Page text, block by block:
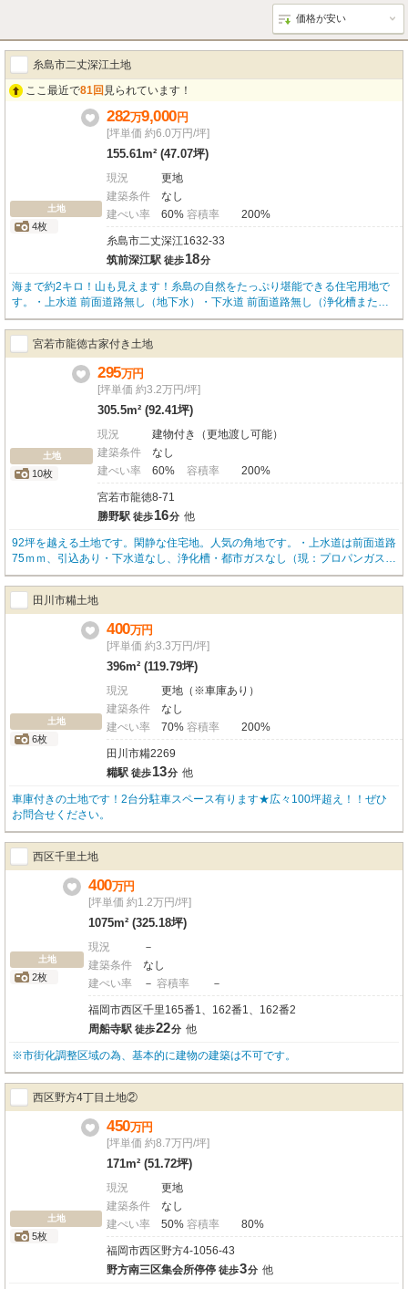
糸島市二丈深江土地
ここ最近で81回 見られています！
土地
4枚
282万9,000円
[坪単価 約6.0万円/坪]
155.61m² (47.07坪)
現況
更地
建築条件
なし
建ぺい率
60% 容積率 200%
糸島市二丈深江1632-33
筑前深江駅 徒歩18分
海まで約2キロ！山も見えます！糸島の自然をたっぷり堪能できる住宅用地で
す。・上水道 前面道路無し（地下水）・下水道 前面道路無し（浄化槽または
汲み取り）・ガス 前面道路無し（プロパンガス）・前面道路は市道認定され
ていない道路です（持ち分42分の1）※その他詳細はお気軽にお問合せくださ
い。 宮若市龍徳古家付き土地
土地
10枚
295万円
[坪単価 約3.2万円/坪]
305.5m² (92.41坪)
現況
建物付き（更地渡し可能）
建築条件
なし
建ぺい率
60% 容積率 200%
宮若市龍徳8-71
勝野駅 徒歩16分 他
92坪を越える土地です。閑静な住宅地。人気の角地です。・上水道は前面道路
75ｍｍ、引込あり・下水道なし、浄化槽・都市ガスなし（現：プロパンガス）
現況は古家あり、引渡し条件はご相談ください！
田川市糒土地
土地
6枚
400万円
[坪単価 約3.3万円/坪]
396m² (119.79坪)
現況
更地（※車庫あり）
建築条件
なし
建ぺい率
70% 容積率 200%
田川市糒2269
糒駅 徒歩13分 他
車庫付きの土地です！2台分駐車スペース有ります★広々100坪超え！！ぜひ
お問合せください。
西区千里土地
土地
2枚
400万円
[坪単価 約1.2万円/坪]
1075m² (325.18坪)
現況
－
建築条件
なし
建ぺい率
－ 容積率 －
福岡市西区千里165番1、162番1、162番2
周船寺駅 徒歩22分 他
※市街化調整区域の為、基本的に建物の建築は不可です。
西区野方4丁目土地②
土地
5枚
450万円
[坪単価 約8.7万円/坪]
171m² (51.72坪)
現況
更地
建築条件
なし
建ぺい率
50% 容積率 80%
福岡市西区野方4-1056-43
野方南三区集会所停停 徒歩3分 他